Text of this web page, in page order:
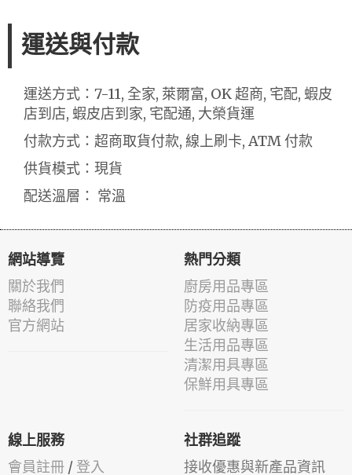
運送與付款
運送方式：7-11, 全家, 萊爾富, OK 超商, 宅配, 蝦皮
店到店, 蝦皮店到家, 宅配通, 大榮貨運
付款方式：超商取貨付款, 線上刷卡, ATM 付款
供貨模式：現貨
配送溫層： 常溫
網站導覽
關於我們
聯絡我們
官方網站
熱門分類
廚房用品專區
防疫用品專區
居家收納專區
生活用品專區
清潔用具專區
保鮮用具專區
線上服務
會員註冊 / 登入
社群追蹤
接收優惠與新產品資訊